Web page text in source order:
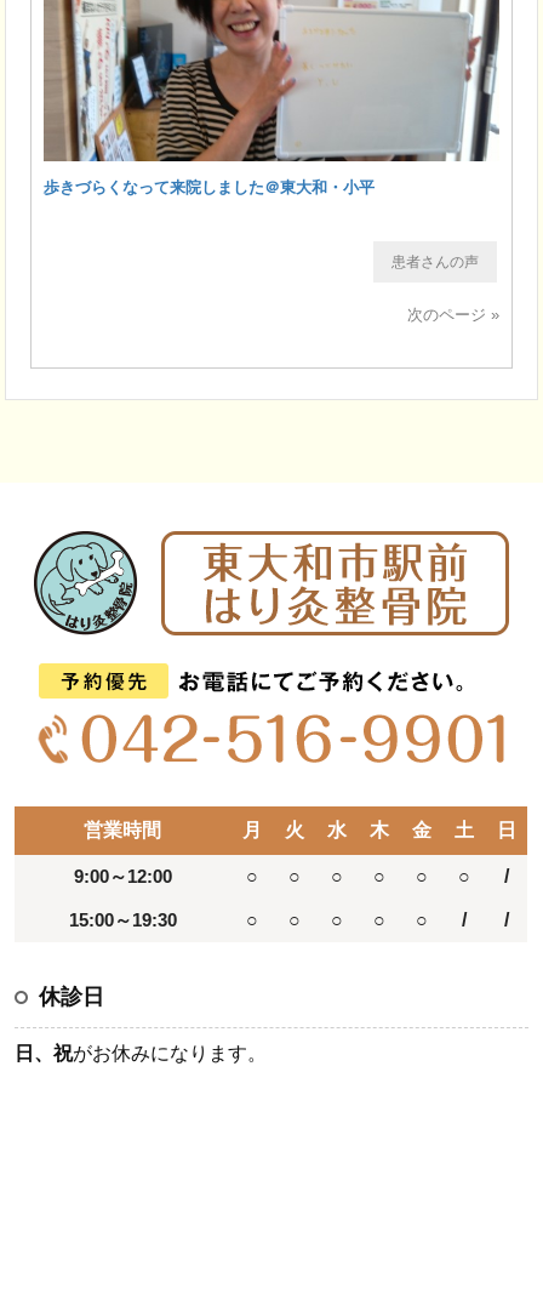
歩きづらくなって来院しました＠東大和・小平
患者さんの声
次のページ »
営業時間 月 火 水 木 金 土 日
9:00～12:00 ○ ○ ○ ○ ○ ○ /
15:00～19:30 ○ ○ ○ ○ ○ / /
休診日
日、祝がお休みになります。